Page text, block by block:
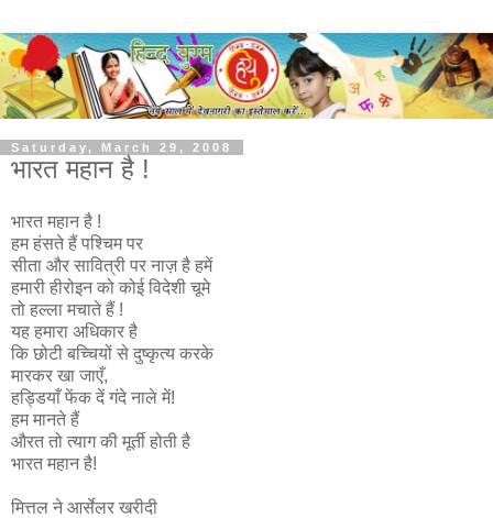
Saturday, March 29, 2008
भारत महान है !
भारत महान है !
हम हंसते हैं पश्चिम पर
सीता और सावित्री पर नाज़ है हमें
हमारी हीरोइन को कोई विदेशी चूमे
तो हल्ला मचाते हैं !
यह हमारा अधिकार है
कि छोटी बच्चियों से दुष्कृत्य करके
मारकर खा जाएँ,
हड्डियाँ फेंक दें गंदे नाले में!
हम मानते हैं
औरत तो त्याग की मूर्ती होती है
भारत महान है!
मित्तल ने आर्सेलर खरीदी